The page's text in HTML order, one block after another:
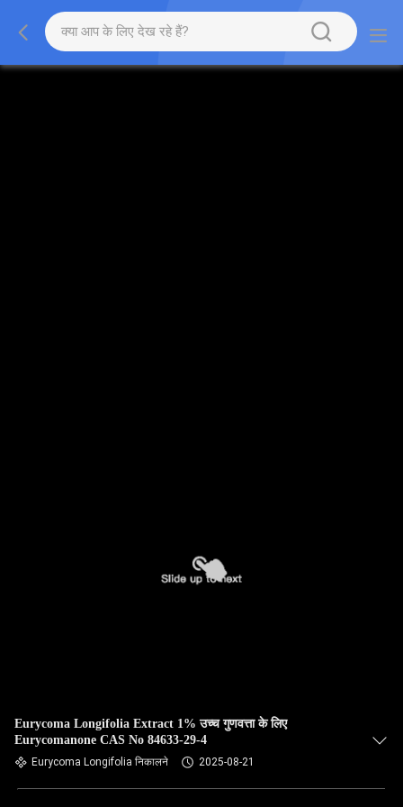
Eurycoma Longifolia Extract 1% उच्च गुणवत्ता के लिए
Eurycomanone CAS No 84633-29-4
Eurycoma Longifolia निकालने 2025-08-21